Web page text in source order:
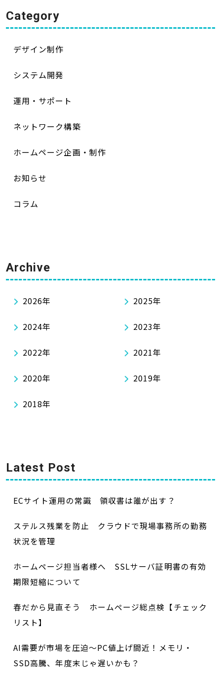
Category
デザイン制作
システム開発
運用・サポート
ネットワーク構築
ホームページ企画・制作
お知らせ
コラム
Archive
2026年 2025年
2024年 2023年
2022年 2021年
2020年 2019年
2018年
Latest Post
ECサイト運用の常識 領収書は誰が出す？
ステルス残業を防止 クラウドで現場事務所の勤務
状況を管理
ホームページ担当者様へ SSLサーバ証明書の有効
期限短縮について
春だから見直そう ホームページ総点検【チェック
リスト】
AI需要が市場を圧迫～PC値上げ間近！メモリ・
SSD高騰、年度末じゃ遅いかも？